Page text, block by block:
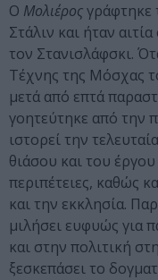
Ο Μολιέροςγράφτηκε
Στάλιν και ήταν
τον Στανισλάφσκι.
Τέχνης της Μόσχας
μετά από επτά
γοητεύτηκε από την
ιστορεί την
θιάσου και του
περιπέτειες, καθώς
και την εκκλησία.
μιλήσει ευφυώς για
και στην πολιτική
ξεσκεπάσει το